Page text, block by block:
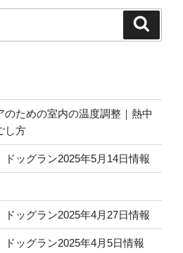
ための室内の温度調整｜熱中
し方
ッグラン2025年5月14日情報
ッグラン2025年4月27日情報
ッグラン2025年4月5日情報